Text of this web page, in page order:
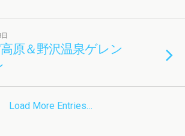
原＆野沢温泉ゲレン
Load More Entries…